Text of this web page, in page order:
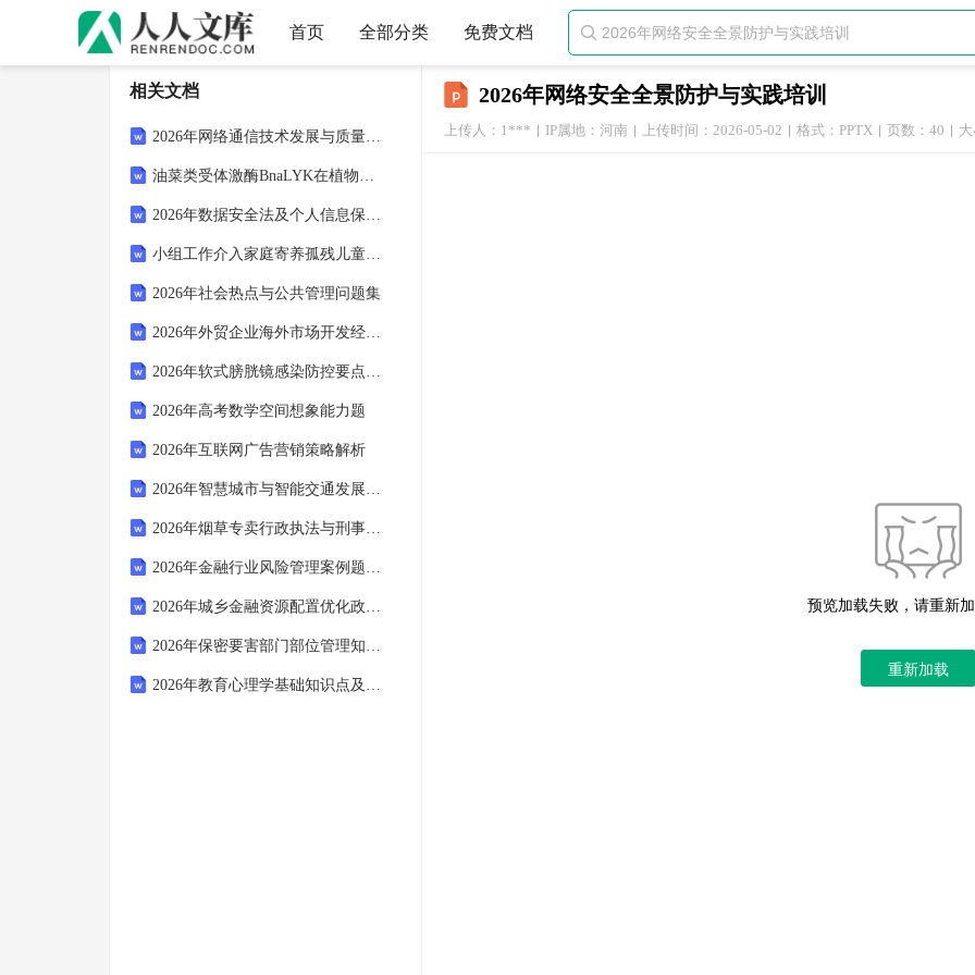
首页 全部分类 免费文档 
2026年网络安全全景防护与实践培训
上传人：1*** IP属地：河南 上传时间：2026-05-02 格式：PPTX 页数：40
预览加载失败，请重新
重新加载
相关文档
2026年网络通信技术发展与质量管理问答
油菜类受体激酶BnaLYK在植物免疫中的功能研究
2026年数据安全法及个人信息保护法试题
小组工作介入家庭寄养孤残儿童抗逆力提升研究
2026年社会热点与公共管理问题集
2026年外贸企业海外市场开发经理面试题库
2026年软式膀胱镜感染防控要点试题
2026年高考数学空间想象能力题
2026年互联网广告营销策略解析
2026年智慧城市与智能交通发展解析
2026年烟草专卖行政执法与刑事司法衔接测试
2026年金融行业风险管理案例题库线上答题活动题纲
2026年城乡金融资源配置优化政策知识题库
2026年保密要害部门部位管理知识题库
2026年教育心理学基础知识点及自测题